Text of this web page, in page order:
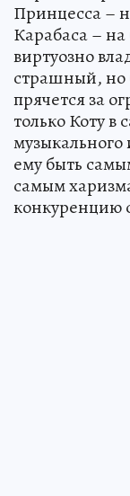
Принцесса –
Карабаса –
виртуозно
страшный, но
прячется за
только Коту в
ему быть
самым
конкуренцию